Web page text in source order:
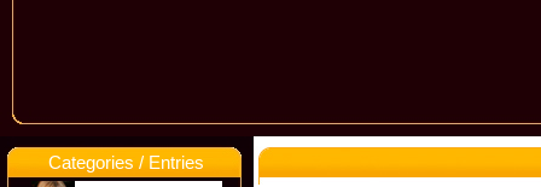
Categories / Entries